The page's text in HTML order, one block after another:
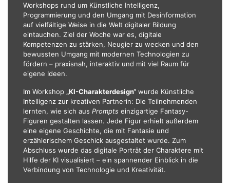
Workshops rund um Künstliche Intelligenz,
Programmierung und den Umgang mit Desinformation
auf vielfältige Weise in die Welt digitaler Bildung
eintauchen. Ziel der Woche war es, digitale
Kompetenzen zu stärken, Neugier zu wecken und den
bewussten Umgang mit modernen Technologien zu
fördern – praxisnah, interaktiv und mit viel Raum für
eigene Ideen.
Im Workshop „KI-Charakterdesign“ wurde Künstliche
Intelligenz zur kreativen Partnerin: Die Teilnehmenden
lernten, wie sich aus Prompts einzigartige Fantasy-
Figuren gestalten lassen. Jede Figur erhielt außerdem
eine eigene Geschichte, die mit Fantasie und
erzählerischem Geschick ausgestaltet wurde. Zum
Abschluss wurde das digitale Porträt der Charaktere mit
Hilfe der KI visualisiert – ein spannender Einblick in die
Verbindung von Technologie und Kreativität.